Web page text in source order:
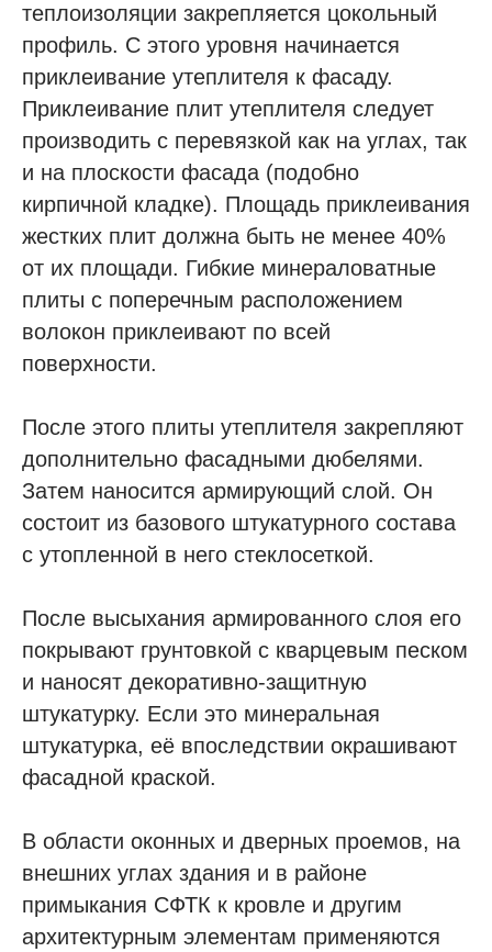
теплоизоляции закрепляется цокольный
профиль. С этого уровня начинается
приклеивание утеплителя к фасаду.
Приклеивание плит утеплителя следует
производить с перевязкой как на углах, так
и на плоскости фасада (подобно
кирпичной кладке). Площадь приклеивания
жестких плит должна быть не менее 40%
от их площади. Гибкие минераловатные
плиты с поперечным расположением
волокон приклеивают по всей
поверхности.
После этого плиты утеплителя закрепляют
дополнительно фасадными дюбелями.
Затем наносится армирующий слой. Он
состоит из базового штукатурного состава
с утопленной в него стеклосеткой.
После высыхания армированного слоя его
покрывают грунтовкой с кварцевым песком
и наносят декоративно-защитную
штукатурку. Если это минеральная
штукатурка, её впоследствии окрашивают
фасадной краской.
В области оконных и дверных проемов, на
внешних углах здания и в районе
примыкания СФТК к кровле и другим
архитектурным элементам применяются